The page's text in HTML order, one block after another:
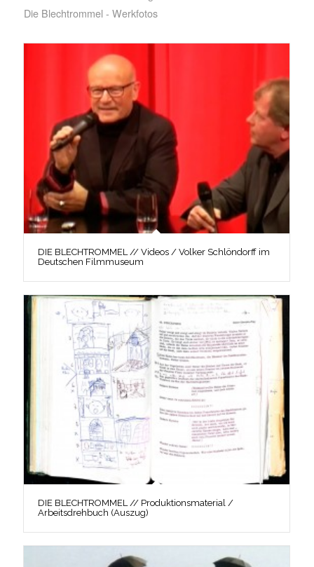
Die Blechtrommel - Werkfotos
DIE BLECHTROMMEL // Videos / Volker Schlöndorff im
Deutschen Filmmuseum
DIE BLECHTROMMEL // Produktionsmaterial /
Arbeitsdrehbuch (Auszug)